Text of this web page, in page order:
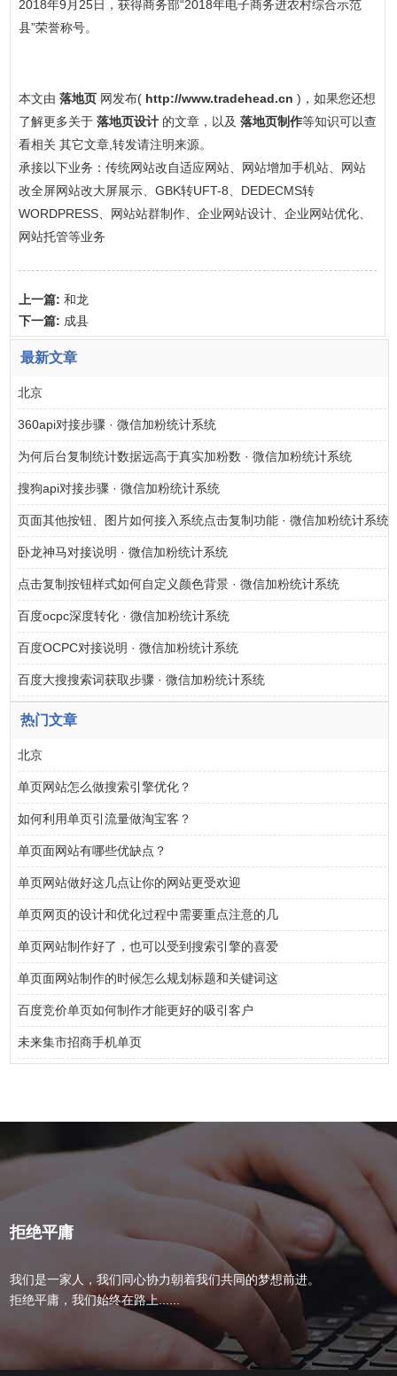
2018年9月25日，获得商务部“2018年电子商务进农村综合示范
县”荣誉称号。
本文由 落地页 网发布( http://www.tradehead.cn )，如果您还想
了解更多关于 落地页设计 的文章，以及 落地页制作等知识可以查
看相关 其它文章,转发请注明来源。
承接以下业务：传统网站改自适应网站、网站增加手机站、网站
改全屏网站改大屏展示、GBK转UFT-8、DEDECMS转
WORDPRESS、网站站群制作、企业网站设计、企业网站优化、
网站托管等业务
上一篇: 和龙
下一篇: 成县
最新文章
北京
360api对接步骤 · 微信加粉统计系统
为何后台复制统计数据远高于真实加粉数 · 微信加粉统计系统
搜狗api对接步骤 · 微信加粉统计系统
页面其他按钮、图片如何接入系统点击复制功能 · 微信加粉统计系统
卧龙神马对接说明 · 微信加粉统计系统
点击复制按钮样式如何自定义颜色背景 · 微信加粉统计系统
百度ocpc深度转化 · 微信加粉统计系统
百度OCPC对接说明 · 微信加粉统计系统
百度大搜搜索词获取步骤 · 微信加粉统计系统
热门文章
北京
单页网站怎么做搜索引擎优化？
如何利用单页引流量做淘宝客？
单页面网站有哪些优缺点？
单页网站做好这几点让你的网站更受欢迎
单页网页的设计和优化过程中需要重点注意的几
单页网站制作好了，也可以受到搜索引擎的喜爱
单页面网站制作的时候怎么规划标题和关键词这
百度竞价单页如何制作才能更好的吸引客户
未来集市招商手机单页
拒绝平庸
我们是一家人，我们同心协力朝着我们共同的梦想前进。
拒绝平庸，我们始终在路上......